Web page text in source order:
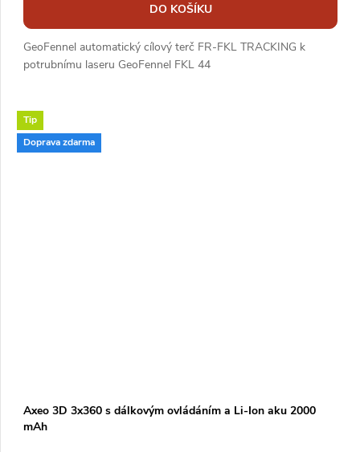
DO KOŠÍKU
GeoFennel automatický cílový terč FR-FKL TRACKING k
potrubnímu laseru GeoFennel FKL 44
Tip
Doprava zdarma
Axeo 3D 3x360 s dálkovým ovládáním a Li-Ion aku 2000
mAh